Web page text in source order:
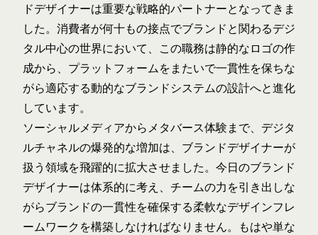
ドデザイナーは重要な戦略的パートナーとなってきま
した。消費者が何十もの接点でブランドと関わるデジ
タル中心の世界において、この職務は静的なロゴの作
成から、プラットフォームをまたいで一貫性を保ちな
がら適応する動的なブランドシステムの設計へと進化
しています。
ソーシャルメディアからメタバース体験まで、デジタ
ルチャネルの爆発的な増加は、ブランドデザイナーが
扱う領域を飛躍的に拡大させました。今日のブランド
デザイナーは体系的に考え、チームの力を引き出しな
がらブランドの一貫性を確保する柔軟なデザインフレ
ームワークを構築しなければなりません。もはや単な